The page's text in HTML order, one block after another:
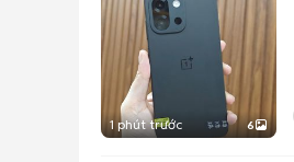
1 phút trước 6